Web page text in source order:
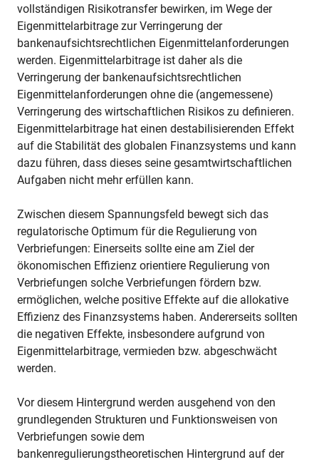
vollständigen Risikotransfer bewirken, im Wege der
Eigenmittelarbitrage zur Verringerung der
bankenaufsichtsrechtlichen Eigenmittelanforderungen
werden. Eigenmittelarbitrage ist daher als die
Verringerung der bankenaufsichtsrechtlichen
Eigenmittelanforderungen ohne die (angemessene)
Verringerung des wirtschaftlichen Risikos zu definieren.
Eigenmittelarbitrage hat einen destabilisierenden Effekt
auf die Stabilität des globalen Finanzsystems und kann
dazu führen, dass dieses seine gesamtwirtschaftlichen
Aufgaben nicht mehr erfüllen kann.
Zwischen diesem Spannungsfeld bewegt sich das
regulatorische Optimum für die Regulierung von
Verbriefungen: Einerseits sollte eine am Ziel der
ökonomischen Effizienz orientiere Regulierung von
Verbriefungen solche Verbriefungen fördern bzw.
ermöglichen, welche positive Effekte auf die allokative
Effizienz des Finanzsystems haben. Andererseits sollten
die negativen Effekte, insbesondere aufgrund von
Eigenmittelarbitrage, vermieden bzw. abgeschwächt
werden.
Vor diesem Hintergrund werden ausgehend von den
grundlegenden Strukturen und Funktionsweisen von
Verbriefungen sowie dem
bankenregulierungstheoretischen Hintergrund auf der